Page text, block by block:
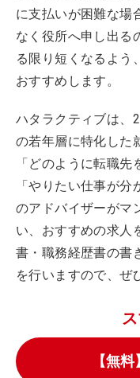
に支払いが困難な場
なく役所へ申し出る
る限り短くなるよう
おすすめします。
ハタラクティブは、
の若年層に特化した
「どのように転職先
「やりたい仕事が
のアドバイザーがマ
い、おすすめの求人
書・職務経歴書の書
を行いますので、ぜ
【無